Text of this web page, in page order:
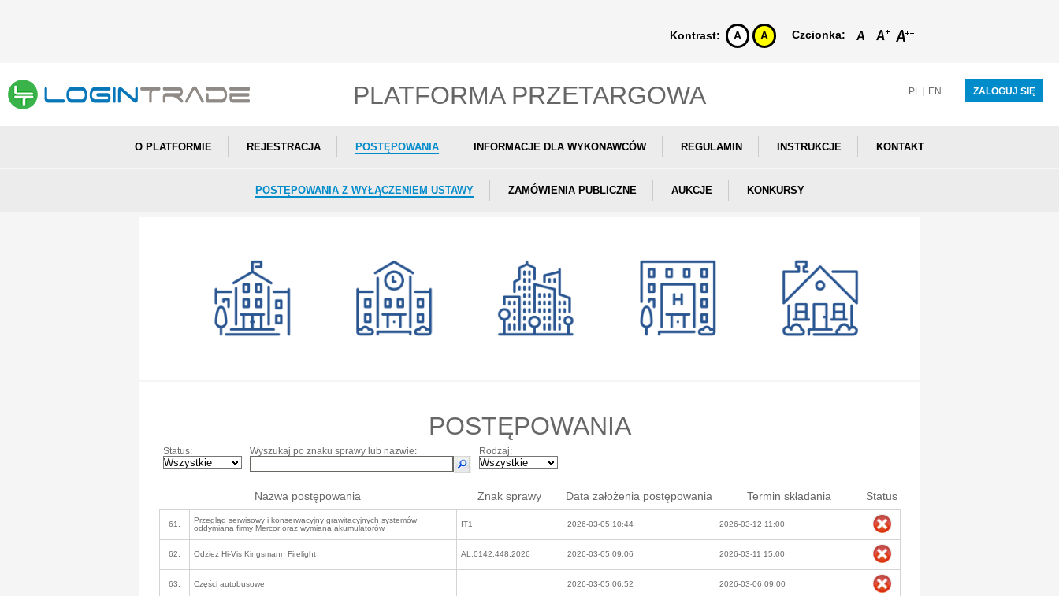
Czcionka:
Kontrast: A A
PLATFORMA PRZETARGOWA PL EN ZALOGUJ SIĘ
O PLATFORMIE REJESTRACJA POSTĘPOWANIA INFORMACJE DLA WYKONAWCÓW REGULAMIN INSTRUKCJE KONTAKT
POSTĘPOWANIA Z WYŁĄCZENIEM USTAWY ZAMÓWIENIA PUBLICZNE AUKCJE KONKURSY
POSTĘPOWANIA
Status: Wyszukaj po znaku sprawy lub nazwie: Rodzaj:
Nazwa postępowania Znak sprawy Data założenia postępowania Termin składania Status
61.
Przegląd serwisowy i konserwacyjny grawitacyjnych systemów
oddymiana firmy Mercor oraz wymiana akumulatorów.
IT1 2026-03-05 10:44 2026-03-12 11:00
62. Odzież Hi-Vis Kingsmann Firelight AL.0142.448.2026 2026-03-05 09:06 2026-03-11 15:00
63. Części autobusowe 2026-03-05 06:52 2026-03-06 09:00